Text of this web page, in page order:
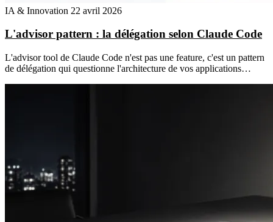
IA & Innovation 22 avril 2026
L'advisor pattern : la délégation selon Claude Code
L'advisor tool de Claude Code n'est pas une feature, c'est un pattern
de délégation qui questionne l'architecture de vos applications…